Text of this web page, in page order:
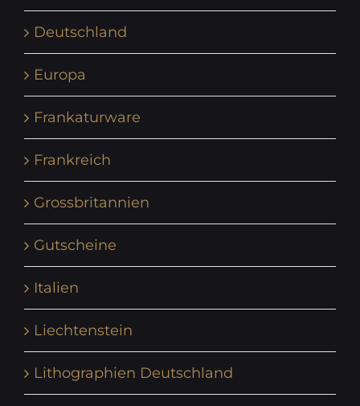
Deutschland
Europa
Frankaturware
Frankreich
Grossbritannien
Gutscheine
Italien
Liechtenstein
Lithographien Deutschland